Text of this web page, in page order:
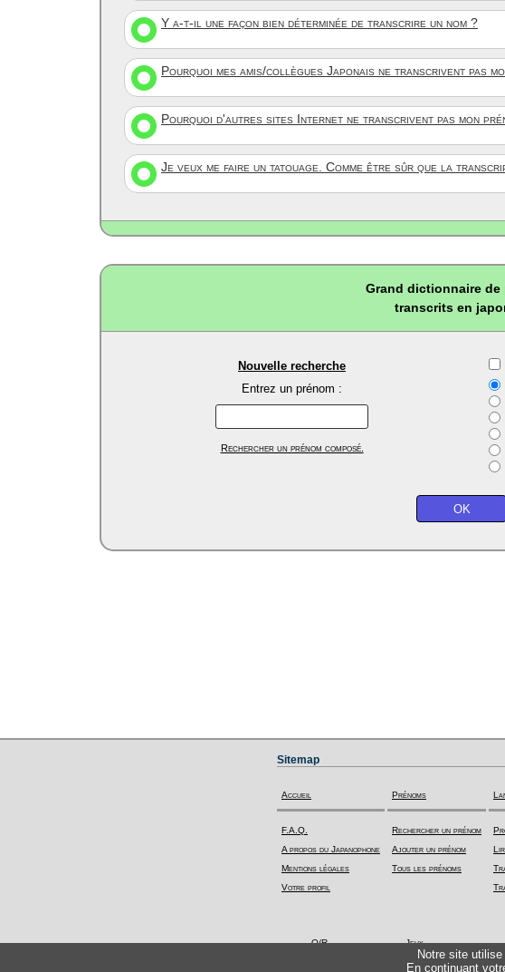
Y a-t-il une façon bien déterminée de transcrire un nom ?
Pourquoi mes amis/collègues Japonais ne transcrivent pas
Pourquoi d'autres sites Internet ne transcrivent pas mon
Je veux me faire un tatouage. Comme être sûr que la
Grand dictionnaire de
transcrits en
Nouvelle recherche
Entrez un prénom :
Rechercher un prénom composé.
Notre site
En continuant
Sitemap
Accueil
F.A.Q.
A propos du Japanophone
Mentions légales
Votre profil
Prénoms
Rechercher un prénom
Ajouter un prénom
Tous les prénoms
Q/R Jeux